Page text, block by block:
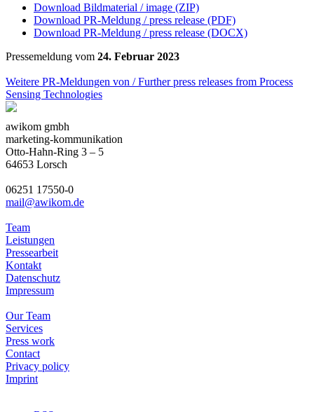
Download Bildmaterial / image (ZIP)
Download PR-Meldung / press release (PDF)
Download PR-Meldung / press release (DOCX)
Pressemeldung vom 24. Februar 2023
Weitere PR-Meldungen von / Further press releases from Process
Sensing Technologies
awikom gmbh
marketing-kommunikation
Otto-Hahn-Ring 3 – 5
64653 Lorsch
06251 17550-0
mail@awikom.de
Team
Leistungen
Pressearbeit
Kontakt
Datenschutz
Impressum
Our Team
Services
Press work
Contact
Privacy policy
Imprint